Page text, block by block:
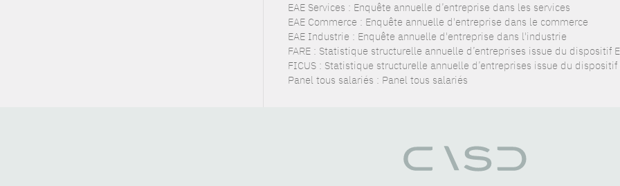
EAE Services : Enquête annuelle d’entreprise dans les services
EAE Commerce : Enquête annuelle d'entreprise dans le commerce
EAE Industrie : Enquête annuelle d'entreprise dans l'industrie
FARE : Statistique structurelle annuelle d’entreprises issue du dispositif
FICUS : Statistique structurelle annuelle d’entreprises issue du dispositif
Panel tous salariés : Panel tous salariés